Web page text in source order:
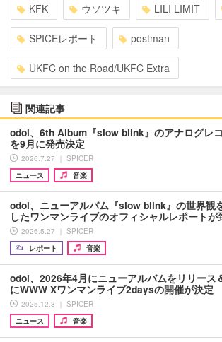
KFK ウソツキ LILI LIMIT
SPICEレポート postman
UKFC on the Road/UKFC Extra
関連記事
odol、6th Album『slow blink』のアナログレ
を9月に発売決定
2026.7.27 ｜ SPICER
ニュース
音楽
odol、ニューアルバム『slow blink』の世界観
したワンマンライブのオフィシャルレポート
2026.5.27 ｜ SPICER
レポート
音楽
odol、2026年4月にニューアルバムをリリース
にWWW Xワンマンライブ2daysの開催が決定
2025.12.8 ｜ SPICER
ニュース
音楽